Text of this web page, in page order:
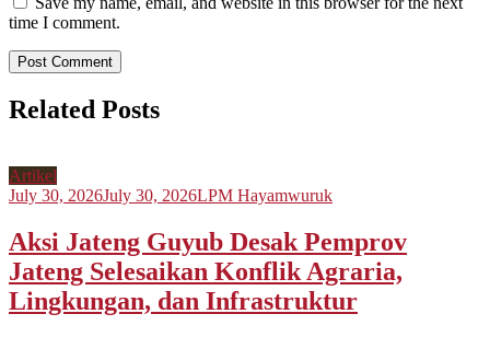
time I comment.
Related Posts
Artikel
July 30, 2026July 30, 2026LPM Hayamwuruk
Aksi Jateng Guyub Desak Pemprov
Jateng Selesaikan Konflik Agraria,
Lingkungan, dan Infrastruktur